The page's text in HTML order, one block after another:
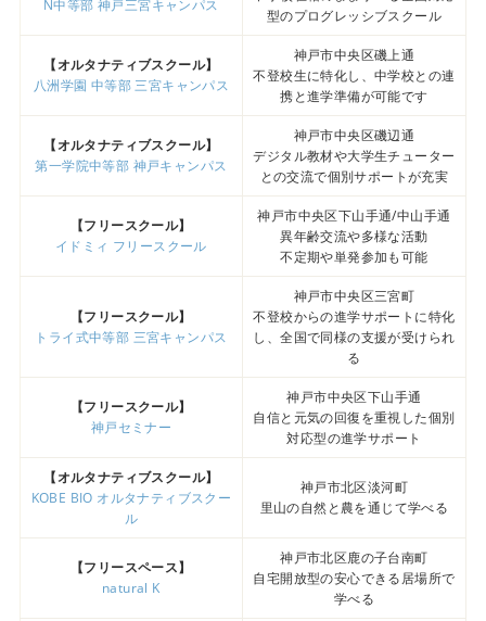
N中等部 神戸三宮キャンパス
型のプログレッシブスクール
【オルタナティブスクール】
八洲学園 中等部 三宮キャンパス
神戸市中央区磯上通
不登校生に特化し、中学校との連
携と進学準備が可能です
【オルタナティブスクール】
第一学院中等部 神戸キャンパス
神戸市中央区磯辺通
デジタル教材や大学生チューター
との交流で個別サポートが充実
【フリースクール】
イドミィ フリースクール
神戸市中央区下山手通/中山手通
異年齢交流や多様な活動
不定期や単発参加も可能
【フリースクール】
トライ式中等部 三宮キャンパス
神戸市中央区三宮町
不登校からの進学サポートに特化
し、全国で同様の支援が受けられ
る
【フリースクール】
神戸セミナー
神戸市中央区下山手通
自信と元気の回復を重視した個別
対応型の進学サポート
【オルタナティブスクール】
KOBE BIO オルタナティブスクー
ル
神戸市北区淡河町
里山の自然と農を通じて学べる
【フリースペース】
natural K
神戸市北区鹿の子台南町
自宅開放型の安心できる居場所で
学べる